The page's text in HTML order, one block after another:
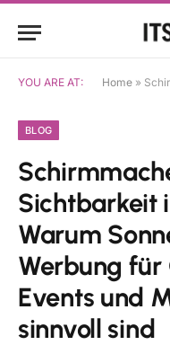
YOU ARE AT: Home » Schirmmacher
BLOG
Sichtbarkeit
Warum
Werbung für
Events und
sinnvoll sind